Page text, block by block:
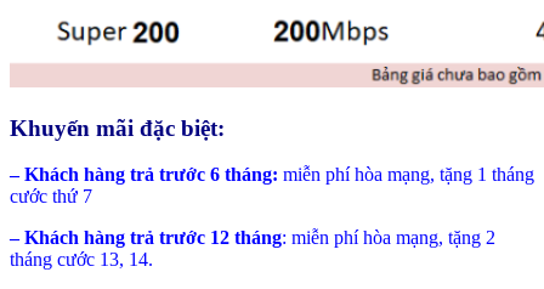
Khuyến mãi đặc biệt:
–Khách hàng trả trước 6 tháng: miễn phí hòa mạng, tặng 1 tháng
cước thứ 7
–Khách hàng trả trước 12 tháng: miễn phí hòa mạng, tặng 2
tháng cước 13, 14.